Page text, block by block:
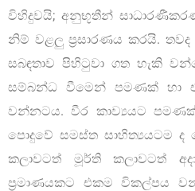
විහිදුවයි; අනුභූතීන්
නිම් වළලු ප්‍රසාරණය කරයි.
සබඳතාව පිහිටුවා ගත හැකි
සම්බන්ධ වීමෙන් පමණක් හා
වන්නටය. වීර කාව්‍යයට
පොදුවේ සමස්ත සාහිත්‍යයටම ද
කලාවටත් මූර්ති කලාවටත්
ප්‍රමාණයකට එකම විකල්පය